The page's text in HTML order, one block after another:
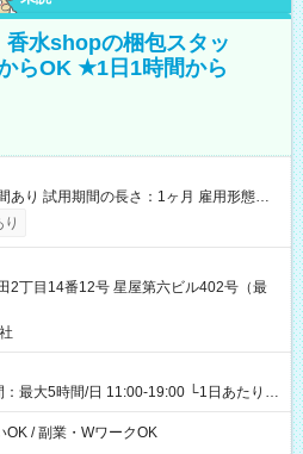
香水shopの梱包スタッ
らOK ★1日1時間から
あり 試用期間の長さ：1ヶ月 雇用形態、
です。
2丁目14番12号 星屋第六ビル402号（最
：最大5時間/日 11:00-19:00 └1日あたりの
記の時間帯内であれば、いつでも勤務可
中で、お好きな曜日でご勤務いただけま
OK / 副業・WワークOK